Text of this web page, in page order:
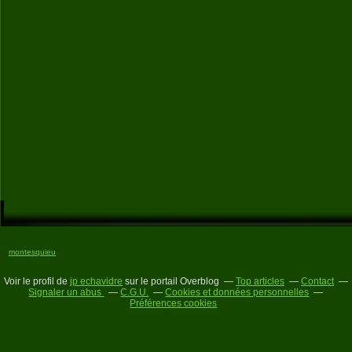
montesquieu
Voir le profil de jp echavidre sur le portail Overblog Top articles
Contact
Signaler un abus
C.G.U.
Cookies et données personnelles
Préférences cookies